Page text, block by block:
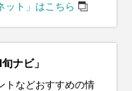
ット」はこちら
ナビ」
トなどおすすめの情